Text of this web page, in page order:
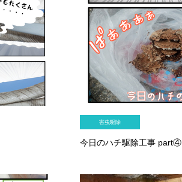
害虫駆除
今日のハチ駆除工事 part④